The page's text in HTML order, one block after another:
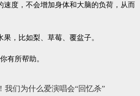
速度，不会增加身体和大脑的负荷，从而
，比如梨、草莓、覆盆子。
有所帮助。
我们为什么爱演唱会“回忆杀”